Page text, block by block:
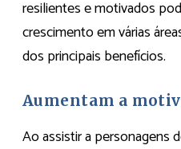
resilientes e motivados
crescimento em várias
dos principais benefícios.
Aumentam a
Ao assistir a personagens